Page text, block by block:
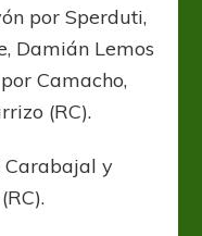
por Sperduti,
Damián Lemos
Camacho,
(RC).
Carabajal y